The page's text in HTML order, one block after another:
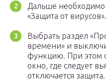
Дальше необходимо
«Защита от вирусов».
Выбрать раздел
времени» и
функцию. При этом
окно, где следует
отключается защита.